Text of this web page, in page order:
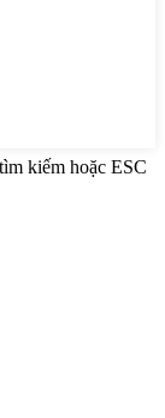
kiếm hoặc ESC